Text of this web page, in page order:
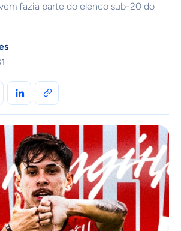
fazia parte do elenco sub-20 do